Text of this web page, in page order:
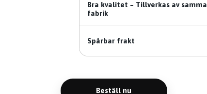
Bra kvalitet – Tillverkas av samma
fabrik
Spårbar frakt
Beställ nu